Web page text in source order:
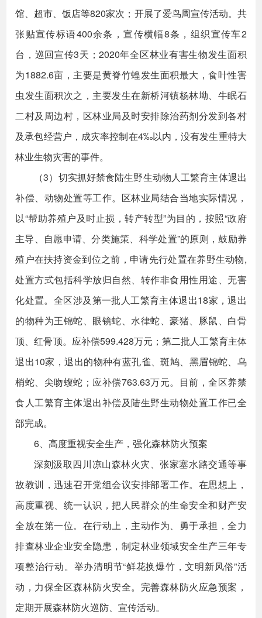
馆、超市、饭店等820家次；开展了爱鸟周宣传活动。共
张贴宣传标语400余条，宣传横幅8条，组织宣传车2
台，巡回宣传3天；2020年全区林业有害生物发生面积
为1882.6亩，主要是黄脊竹蝗发生面积最大，食叶性害
虫发生面积次之，主要发生在新桥河镇杨林坳、牛眠石
二村及周边村，区林业局及时安排除治药剂分发到各村
及承包经营户，成灾率控制在4‰以内，没有发生重特大
林业生物灾害的事件。
（3）切实抓好禁食陆生野生动物人工繁育主体退出
补偿、动物处置等工作。区林业局结合当地实际情况，
以“帮助养殖户及时止损，转产转型”为目的，按照“政府
主导、自愿申请、分类施策、科学处置”的原则，鼓励养
殖户在扶持资金到位之前，申请先行处置在养野生动物,
处置方式包括科学放归自然、转作非食用性用途、无害
化处置。全区涉及第一批人工繁育主体退出18家，退出
的物种为王锦蛇、眼镜蛇、水律蛇、豪猪、豚鼠、白骨
顶、红骨顶。应补偿599.428万元；第二批人工繁育主体
退出10家，退出的物种有蓝孔雀、斑鸠、黑眉锦蛇、乌
梢蛇、尖吻蝮蛇；应补偿763.63万元。目前，全区养禁
食人工繁育主体退出补偿及陆生野生动物处置工作已全
部完成。
6、高度重视安全生产，强化森林防火预案
深刻汲取四川凉山森林火灾、张家塞水路交通等事
故教训，迅速召开党组会议安排部署工作。在思想上，
高度重视、统一认识，把人民群众的生命安全和财产安
全放在第一位。在行动上，主动作为、勇于承担，全力
排查林业企业安全隐患，制定林业领域安全生产三年专
项整治行动。举办清明节“鲜花换爆竹，文明新风俗”活
动，力保全区森林防火安全。完善森林防火应急预案，
定期开展森林防火巡防、宣传活动。